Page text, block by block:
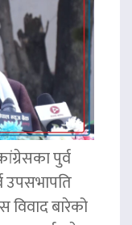
पुर्व
उपसभापति
विवाद बारेको